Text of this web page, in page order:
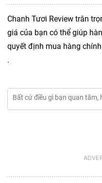
Chanh Tươi Review trân
giá của bạn có thể giúp
quyết định mua hàng
.